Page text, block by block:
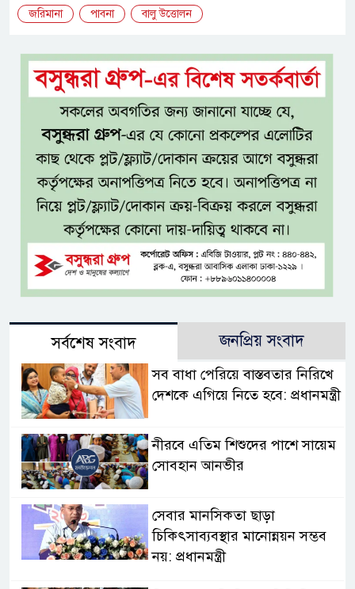
জরিমানা পাবনা বালু উত্তোলন
সর্বশেষ সংবাদ জনপ্রিয় সংবাদ
সব বাধা পেরিয়ে বাস্তবতার নিরিখে
দেশকে এগিয়ে নিতে হবে: প্রধানমন্ত্রী
নীরবে এতিম শিশুদের পাশে সায়েম
সোবহান আনভীর
সেবার মানসিকতা ছাড়া
চিকিৎসাব্যবস্থার মানোন্নয়ন সম্ভব
নয়: প্রধানমন্ত্রী